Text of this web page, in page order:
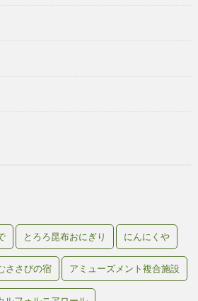
とろろ昆布おにぎり にんにくや
ささびの宿 アミューズメント複合施設